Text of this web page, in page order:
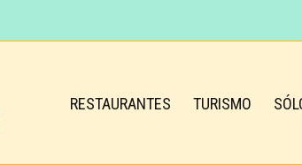
RESTAURANTES TURISMO